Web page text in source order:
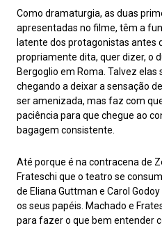
Como dramaturgia, as duas
apresentadas no filme, têm a
latente dos protagonistas antes
propriamente dita, quer dizer, o
Bergoglio em Roma. Talvez
chegando a deixar a sensação
ser amenizada, mas faz com
paciência para que chegue ao
bagagem consistente.
Até porque é na contracena de
Frateschi que o teatro se
de Eliana Guttman e Carol
os seus papéis. Machado e
para fazer o que bem entender